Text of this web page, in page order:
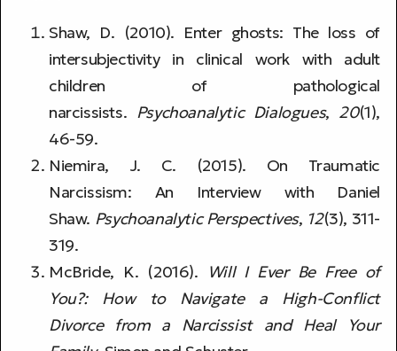
Shaw, D. (2010). Enter ghosts: The loss of
intersubjectivity in clinical work with adult
children of pathological
narcissists. Psychoanalytic Dialogues, 20(1),
46-59.
Niemira, J. C. (2015). On Traumatic
Narcissism: An Interview with Daniel
Shaw. Psychoanalytic Perspectives, 12(3), 311-
319.
McBride, K. (2016).
Will I Ever Be Free of
You?: How to Navigate a High-Conflict
Divorce from a Narcissist and Heal Your